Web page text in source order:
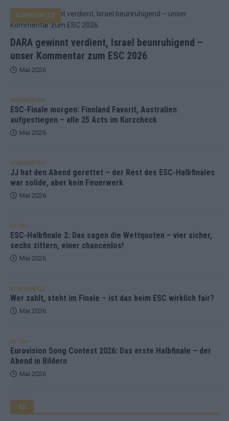
DARA gewinnt verdient, Israel beunruhigend –
unser Kommentar zum ESC 2026
KOMMENTAR
Mai 2026
KOMMENTAR
ESC-Finale morgen: Finnland Favorit, Australien
aufgestiegen – alle 25 Acts im Kurzcheck
Mai 2026
KOMMENTAR
JJ hat den Abend gerettet – der Rest des ESC-Halbfinales
war solide, aber kein Feuerwerk
Mai 2026
EXTRA
ESC-Halbfinale 2: Das sagen die Wettquoten – vier sicher,
sechs zittern, einer chancenlos!
Mai 2026
KOMMENTAR
Wer zahlt, steht im Finale – ist das beim ESC wirklich fair?
Mai 2026
EXTRA
Eurovision Song Contest 2026: Das erste Halbfinale – der
Abend in Bildern
Mai 2026
AD